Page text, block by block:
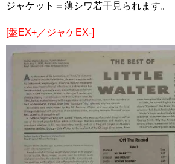
ジャケット＝薄シワ若干見られます。
[盤EX+／ジャケEX-]